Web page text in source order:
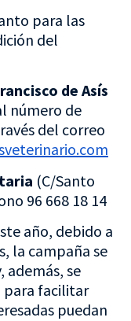
para las
del
de Asís
número de
del correo
(C/Santo
96 668 18 14
año, debido a
la campaña se
además, se
para facilitar
puedan